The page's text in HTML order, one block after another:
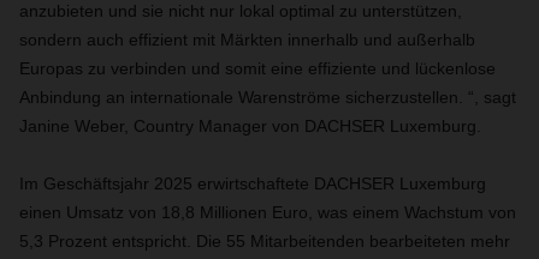
anzubieten und sie nicht nur lokal optimal zu unterstützen,
sondern auch effizient mit Märkten innerhalb und außerhalb
Europas zu verbinden und somit eine effiziente und lückenlose
Anbindung an internationale Warenströme sicherzustellen. “, sagt
Janine Weber, Country Manager von DACHSER Luxemburg.
Im Geschäftsjahr 2025 erwirtschaftete DACHSER Luxemburg
einen Umsatz von 18,8 Millionen Euro, was einem Wachstum von
5,3 Prozent entspricht. Die 55 Mitarbeitenden bearbeiteten mehr